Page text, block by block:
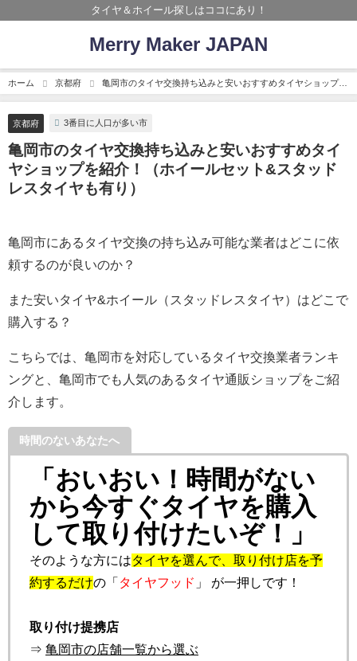
タイヤ＆ホイール探しはココにあり！
Merry Maker JAPAN
ホーム 京都府
亀岡市のタイヤ交換持ち込みと安いおすすめタイヤショップを
紹介！（ホイールセット&スタッドレスタイヤも有り）
京都府 3番目に人口が多い市
亀岡市のタイヤ交換持ち込みと安いおすすめタイ
ヤショップを紹介！（ホイールセット&スタッド
レスタイヤも有り）
亀岡市にあるタイヤ交換の持ち込み可能な業者はどこに依
頼するのが良いのか？
また安いタイヤ&ホイール（スタッドレスタイヤ）はどこで
購入する？
こちらでは、亀岡市を対応しているタイヤ交換業者ランキ
ングと、亀岡市でも人気のあるタイヤ通販ショップをご紹
介します。
時間のないあなたへ
「おいおい！時間がない
から今すぐタイヤを購入
して取り付けたいぞ！」
そのような方にはタイヤを選んで、取り付け店を予
約するだけの「 タイヤフッド 」 が一押しです！
取り付け提携店
⇒ 亀岡市の店舗一覧から選ぶ